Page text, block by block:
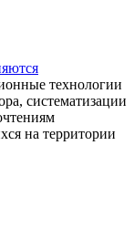
технологии
систематизации
на территории